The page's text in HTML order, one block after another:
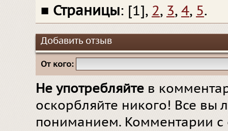
■ Страницы: [1], 2, 3, 4, 5.
Добавить отзыв
От кого:
Не употребляйте в
оскорбляйте никого! Все вы
пониманием. Комментарии